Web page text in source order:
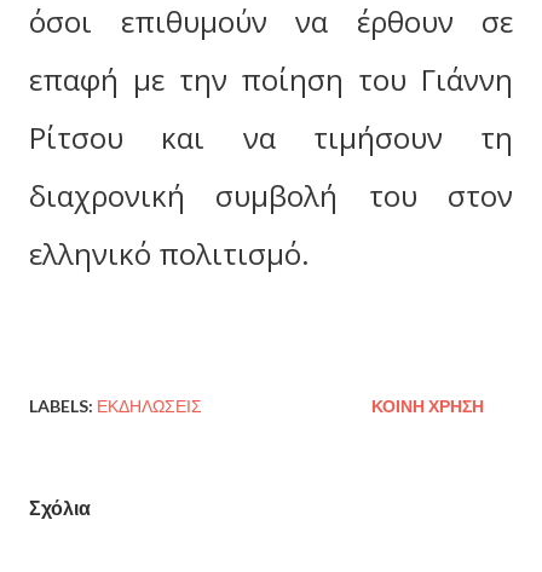
όσοι επιθυμούν να έρθουν σε
επαφή με την ποίηση του Γιάννη
Ρίτσου και να τιμήσουν τη
διαχρονική συμβολή του στον
ελληνικό πολιτισμό.
LABELS: ΕΚΔΗΛΏΣΕΙΣ ΚΟΙΝΉ ΧΡΉΣΗ
Σχόλια